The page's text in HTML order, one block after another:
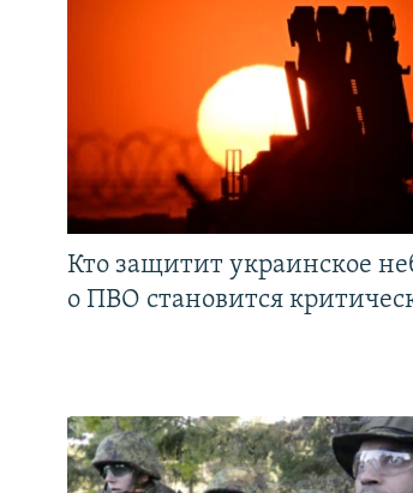
Кто защитит украинское
о ПВО становится